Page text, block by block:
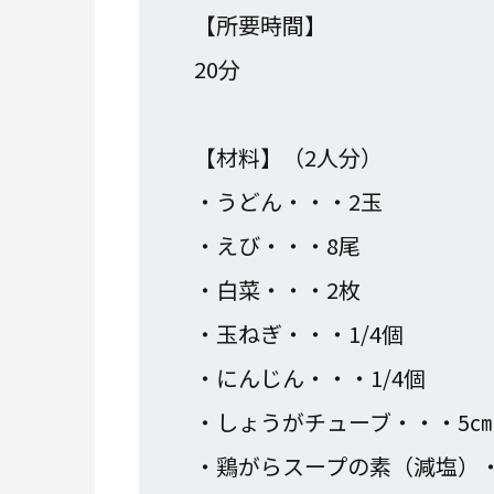
【所要時間】
20分
【材料】（2人分）
・うどん・・
・えび・・・8尾
・白菜・・・2枚
・玉ねぎ・・・1/4個
・にんじん・・・1/4個
・しょうがチューブ・・・5㎝
・鶏がらスープの素（減塩）